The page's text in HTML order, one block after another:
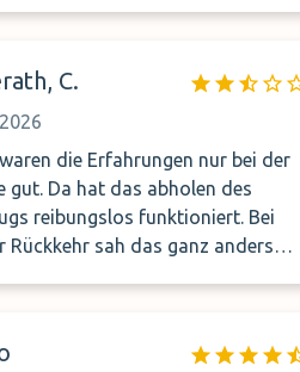
C.
die Erfahrungen nur bei der
gut. Da hat das abholen des
reibungslos funktioniert. Bei
Rückkehr sah das ganz anders
dauert. Keine Entschuldigung,